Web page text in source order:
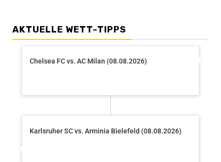
AKTUELLE WETT-TIPPS
Chelsea FC vs. AC Milan (08.08.2026)
Karlsruher SC vs. Arminia Bielefeld (08.08.2026)